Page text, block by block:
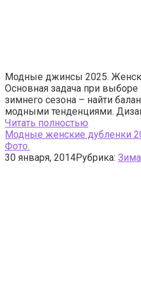
Модные джинсы 2025.
Основная задача при
зимнего сезона – найти
модными тенденциями.
Читать полностью
Модные женские дубленки
Фото.
30 января, 2014Рубрика: